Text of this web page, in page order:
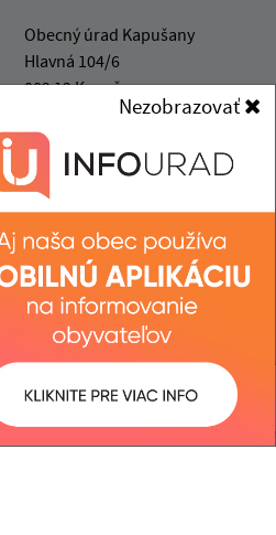
Nezobrazovať
Obecný úrad Kapušany
Hlavná 104/6
082 12 Kapušany
info@kapusany.sk
+421 517 941 102
IČO: 00327239